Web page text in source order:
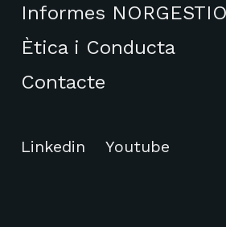
Informes
Ètica i Conducta
Contacte
Linkedin Youtube